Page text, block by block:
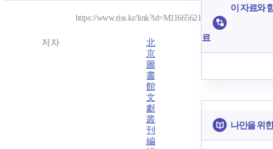
https://www.riss.kr/link?id=M11665621
저자
北
京
圖
書
館
文
獻
叢
刊
編
이 자료와
료
나만을 위